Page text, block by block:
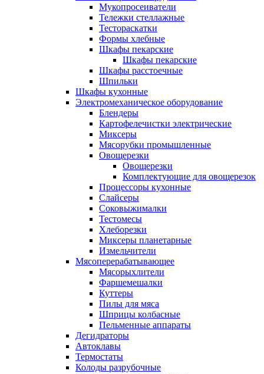
Мукопросеиватели
Тележки стеллажные
Тестораскатки
Формы хлебные
Шкафы пекарские
Шкафы пекарские
Шкафы расстоечные
Шпильки
Шкафы кухонные
Электромеханическое оборудование
Блендеры
Картофелечистки электрические
Миксеры
Мясорубки промышленные
Овощерезки
Овощерезки
Комплектующие для овощерезок
Процессоры кухонные
Слайсеры
Соковыжималки
Тестомесы
Хлеборезки
Миксеры планетарные
Измельчители
Мясоперерабатывающее
Мясорыхлители
Фаршемешалки
Куттеры
Пилы для мяса
Шприцы колбасные
Пельменные аппараты
Дегидраторы
Автоклавы
Термостаты
Колоды разрубочные